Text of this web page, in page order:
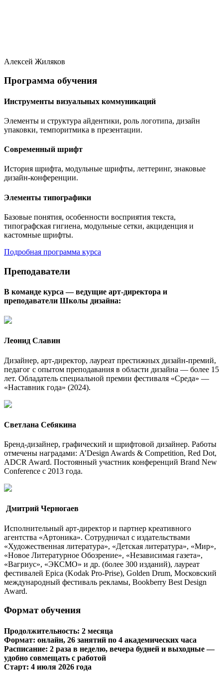
Алексей Жиляков
Программа обучения
Инструменты визуальных коммуникаций
Элементы и структура айдентики, роль логотипа, дизайн
упаковки, темпоритмика в презентации.
Современный шрифт
История шрифта, модульные шрифты, леттеринг, знаковые
дизайн-конференции.
Элементы типографики
Базовые понятия, особенности восприятия текста,
типографская гигиена, модульные сетки, акциденция и
кастомные шрифты.
Подробная программа курса
Преподаватели
В команде курса — ведущие арт-директора и
преподаватели Школы дизайна:
Леонид Славин
Дизайнер, арт-директор, лауреат престижных дизайн-премий,
педагог с опытом преподавания в области дизайна — более 15
лет. Обладатель специальной премии фестиваля «Среда» —
«Наставник года» (2024).
Светлана Себякина
Бренд-дизайнер, графический и шрифтовой дизайнер. Работы
отмечены наградами: A’Design Awards & Competition, Red Dot,
ADCR Award. Постоянный участник конференций Brand New
Conference c 2013 года.
Дмитрий Черногаев
Исполнительный арт-директор и партнер креативного
агентства «Артоника». Сотрудничал с издательствами
«Художественная литература», «Детская литература», «Мир»,
«Новое Литературное Обозрение», «Независимая газета»,
«Вагриус», «ЭКСМО» и др. (более 300 изданий), лауреат
фестивалей Epica (Kodak Pro-Prise), Golden Drum, Московский
международный фестиваль рекламы, Bookberry Best Design
Award.
Формат обучения
Продолжительность: 2 месяца
Формат: онлайн, 26 занятий по 4 академических часа
Расписание: 2 раза в неделю, вечера будней и выходные —
удобно совмещать с работой
​​​​​​​Старт: 4 июля 2026 года